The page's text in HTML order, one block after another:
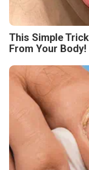
This Simple
From Your Body!